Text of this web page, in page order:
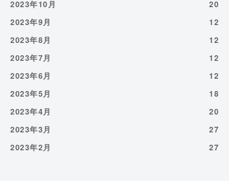
2023年10月
20
2023年9月
12
2023年8月
12
2023年7月
12
2023年6月
12
2023年5月
18
2023年4月
20
2023年3月
27
2023年2月
27